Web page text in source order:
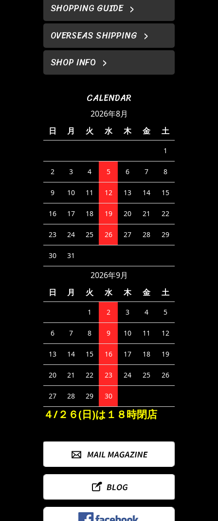
SHOPPING GUIDE
OVERSEAS SHIPPING
SHOP INFO
CALENDAR
2026年8月
日
月 火 水 木 金 土
1
2 3 4 5 6 7 8
9 10 11 12 13 14 15
16 17 18 19 20 21 22
23 24 25 26 27 28 29
30 31
2026年9月
日
月 火 水 木 金 土
1 2 3 4 5
6 7 8 9 10 11 12
13 14 15 16 17 18 19
20 21 22 23 24 25 26
27 28 29 30
４/２６(日)は１８時閉店